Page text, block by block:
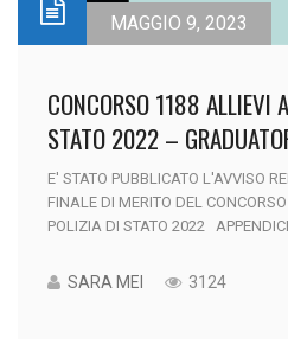
MAGGIO 9, 2023
CONCORSO 1188 ALLIEVI
STATO 2022 –
E' STATO PUBBLICATO L'AVVISO
FINALE DI MERITO DEL
POLIZIA DI STATO 2022
SARA MEI 3124